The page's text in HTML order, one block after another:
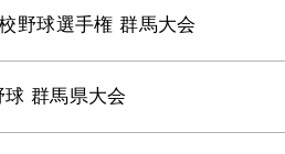
野球選手権 群馬大会
群馬県大会